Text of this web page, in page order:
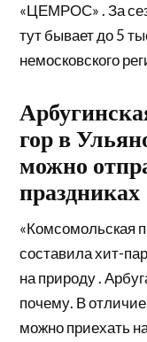
«ЦЕМРОС» . За
тут бывает до 5
немосковского
гор в
можно
праздниках
«Комсомольская
составила хит-
на природу .
почему. В
можно приехать